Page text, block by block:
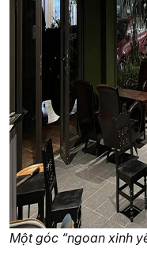
Một góc “ngoan xinh